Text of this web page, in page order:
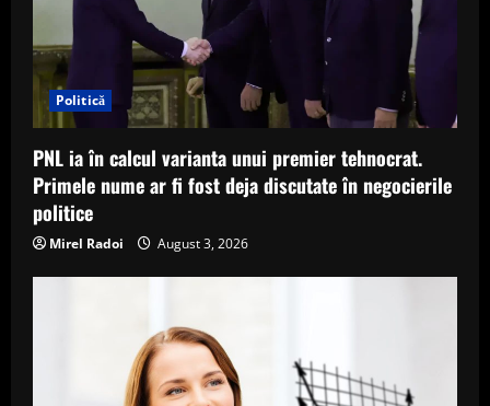
Politică
PNL ia în calcul varianta unui premier tehnocrat.
Primele nume ar fi fost deja discutate în negocierile
politice
Mirel Radoi August 3, 2026